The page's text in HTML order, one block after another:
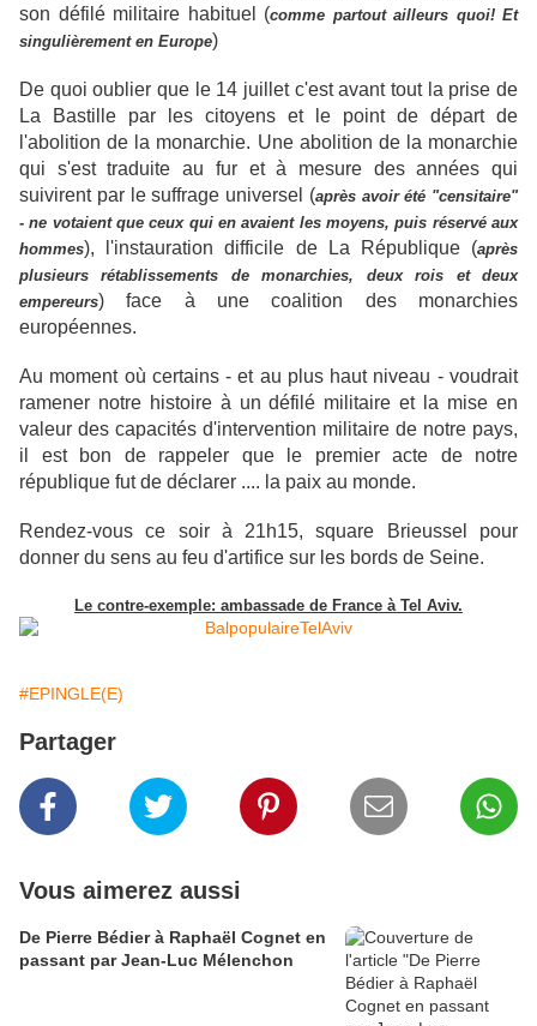
son défilé militaire habituel (comme partout ailleurs quoi! Et
singulièrement en Europe)
De quoi oublier que le 14 juillet c'est avant tout la prise de
La Bastille par les citoyens et le point de départ de
l'abolition de la monarchie. Une abolition de la monarchie
qui s'est traduite au fur et à mesure des années qui
suivirent par le suffrage universel (après avoir été "censitaire"
- ne votaient que ceux qui en avaient les moyens, puis réservé aux
hommes), l'instauration difficile de La République (après
plusieurs rétablissements de monarchies, deux rois et deux
empereurs) face à une coalition des monarchies
européennes.
Au moment où certains - et au plus haut niveau - voudrait
ramener notre histoire à un défilé militaire et la mise en
valeur des capacités d'intervention militaire de notre pays,
il est bon de rappeler que le premier acte de notre
république fut de déclarer .... la paix au monde.
Rendez-vous ce soir à 21h15, square Brieussel pour
donner du sens au feu d'artifice sur les bords de Seine.
Le contre-exemple: ambassade de France à Tel Aviv.
#EPINGLE(E)
Partager
Vous aimerez aussi
De Pierre Bédier à Raphaël Cognet en
passant par Jean-Luc Mélenchon